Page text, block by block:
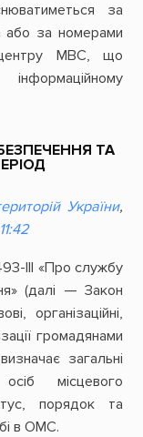
за
або за номерами
центру МВС, що
ТА
України,
III «Про службу
(далі — Закон
організаційні,
громадянами
загальні
місцевого
порядок та
в ОМС.